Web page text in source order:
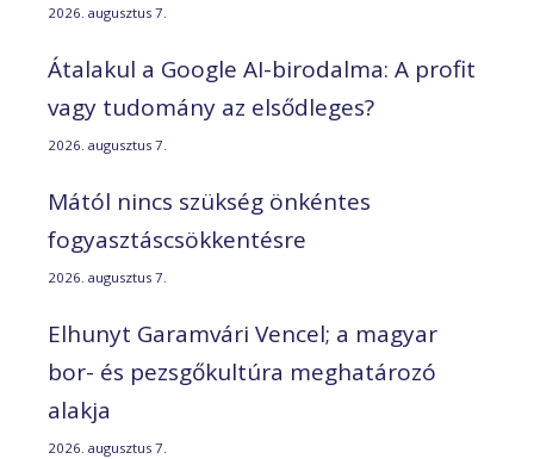
2026. augusztus 7.
Átalakul a Google AI-birodalma: A profit
vagy tudomány az elsődleges?
2026. augusztus 7.
Mától nincs szükség önkéntes
fogyasztáscsökkentésre
2026. augusztus 7.
Elhunyt Garamvári Vencel; a magyar
bor- és pezsgőkultúra meghatározó
alakja
2026. augusztus 7.